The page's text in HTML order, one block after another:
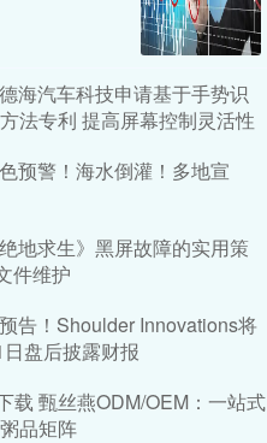
海汽车科技申请基于手势识
法专利 提高屏幕控制灵活性
预警！海水倒灌！多地宣
地求生》黑屏故障的实用策
件维护
告！Shoulder Innovations将
盘后披露财报
载 甄丝燕ODM/OEM：一站式
品矩阵